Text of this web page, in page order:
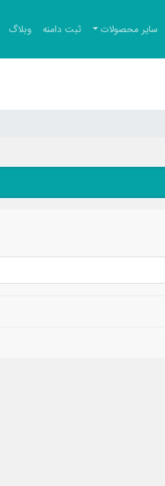
سایر محصولات ثبت دامنه وبلاگ